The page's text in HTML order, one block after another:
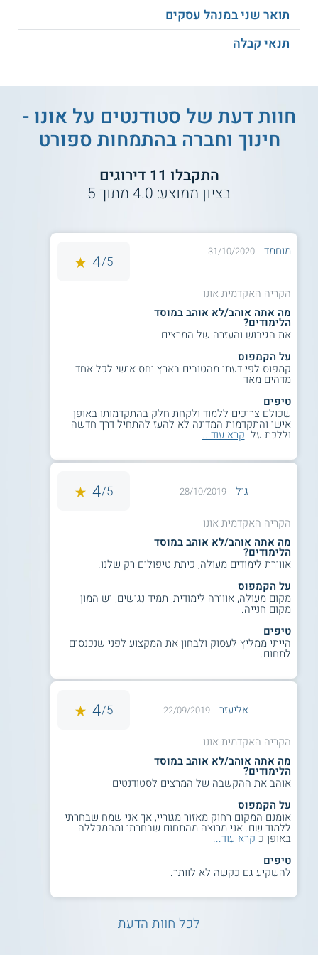
פסיכומטרי 520 ובגרות מלאה.
תעודה
סטודנטים שמסיימים את כל המטלות הנדרשות מקבלים תואר
הקריה האקדמית אונו.
למידע נוסף לחצו:הקריה האקדמית אונו - לימודי
תואר שני במנהל עסקים
תנאי קבלה
חוות דעת של סטודנטים על אונו -
חינוך וחברה בהתמחות ספורט
התקבלו 11 דירוגים
בציון ממוצע: 4.0מתוך5
מוחמד 31/10/2020
5/
4
הקריה האקדמית אונו
מה אתה אוהב/לא אוהב במוסד
הלימודים?
את הגיבוש והעזרה של המרצים
על הקמפוס
קמפוס לפי דעתי מהטובים בארץ יחס אישי לכל אחד
מדהים מאד
טיפים
שכולם צריכים ללמוד ולקחת חלק בהתקדמותו באופן
אישי והתקדמות המדינה לא להעז להתחיל דרך חדשה
וללכת על קרא עוד...
גיל 28/10/2019
5/
4
הקריה האקדמית אונו
מה אתה אוהב/לא אוהב במוסד
הלימודים?
אווירת לימודים מעולה, כיתת טיפולים רק שלנו.
על הקמפוס
מקום מעולה, אווירה לימודית, תמיד נגישים, יש המון
מקום חנייה.
טיפים
הייתי ממליץ לעסוק ולבחון את המקצוע לפני שנכנסים
לתחום.
אליעזר 22/09/2019
5/
4
הקריה האקדמית אונו
מה אתה אוהב/לא אוהב במוסד
הלימודים?
אוהב את ההקשבה של המרצים לסטודנטים
על הקמפוס
אומנם המקום רחוק מאזור מגוריי, אך אני שמח שבחרתי
ללמוד שם. אני מרוצה מהתחום שבחרתי ומהמכללה
באופן כ קרא עוד...
טיפים
להשקיע גם כקשה לא לוותר.
לכל חוות הדעת